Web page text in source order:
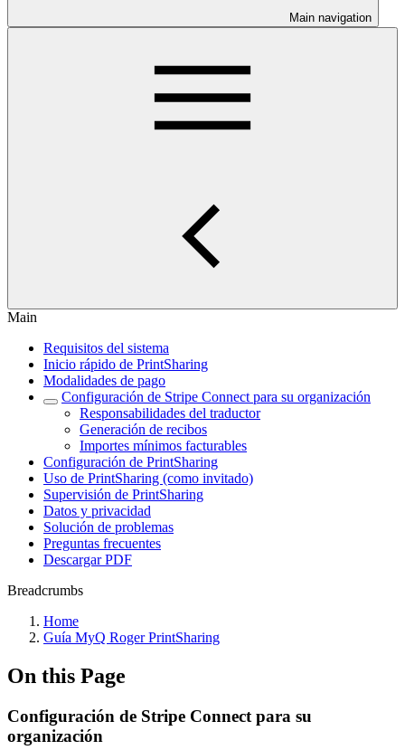
Main navigation
Main
Requisitos del sistema
Inicio rápido de PrintSharing
Modalidades de pago
Configuración de Stripe Connect para su organización
Responsabilidades del traductor
Generación de recibos
Importes mínimos facturables
Configuración de PrintSharing
Uso de PrintSharing (como invitado)
Supervisión de PrintSharing
Datos y privacidad
Solución de problemas
Preguntas frecuentes
Descargar PDF
Breadcrumbs
Home
Guía MyQ Roger PrintSharing
On this Page
Configuración de Stripe Connect para su
organización